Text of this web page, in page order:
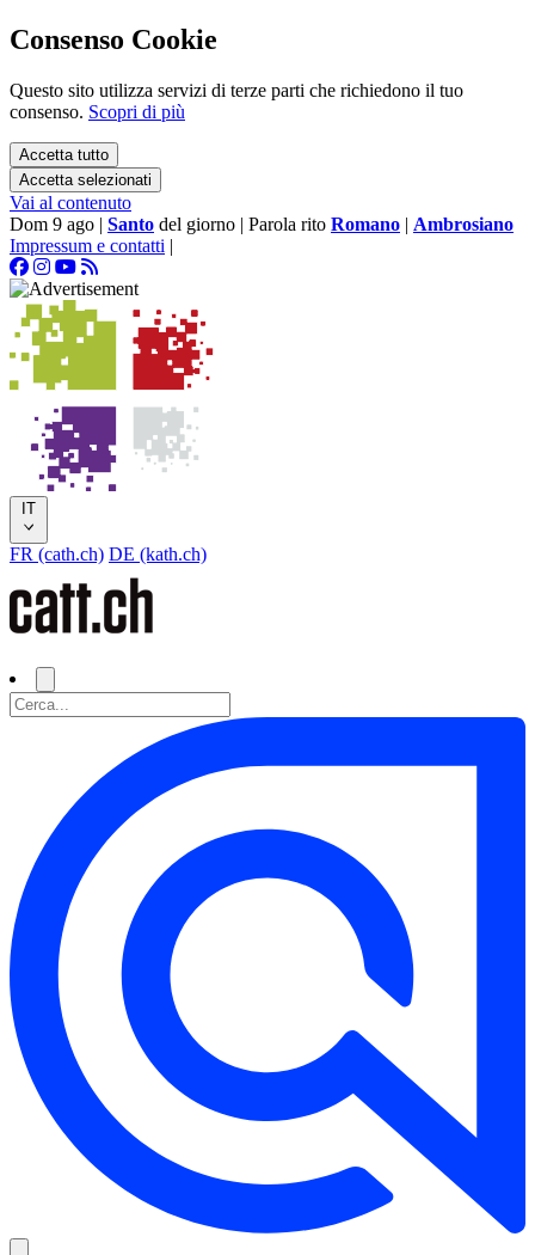
Consenso Cookie
Questo sito utilizza servizi di terze parti che richiedono il tuo
consenso. Scopri di più
Accetta tutto
Accetta selezionati
Vai al contenuto
Dom 9 ago | Santo del giorno | Parola rito Romano | Ambrosiano
Impressum e contatti |
IT
FR (cath.ch) DE (kath.ch)